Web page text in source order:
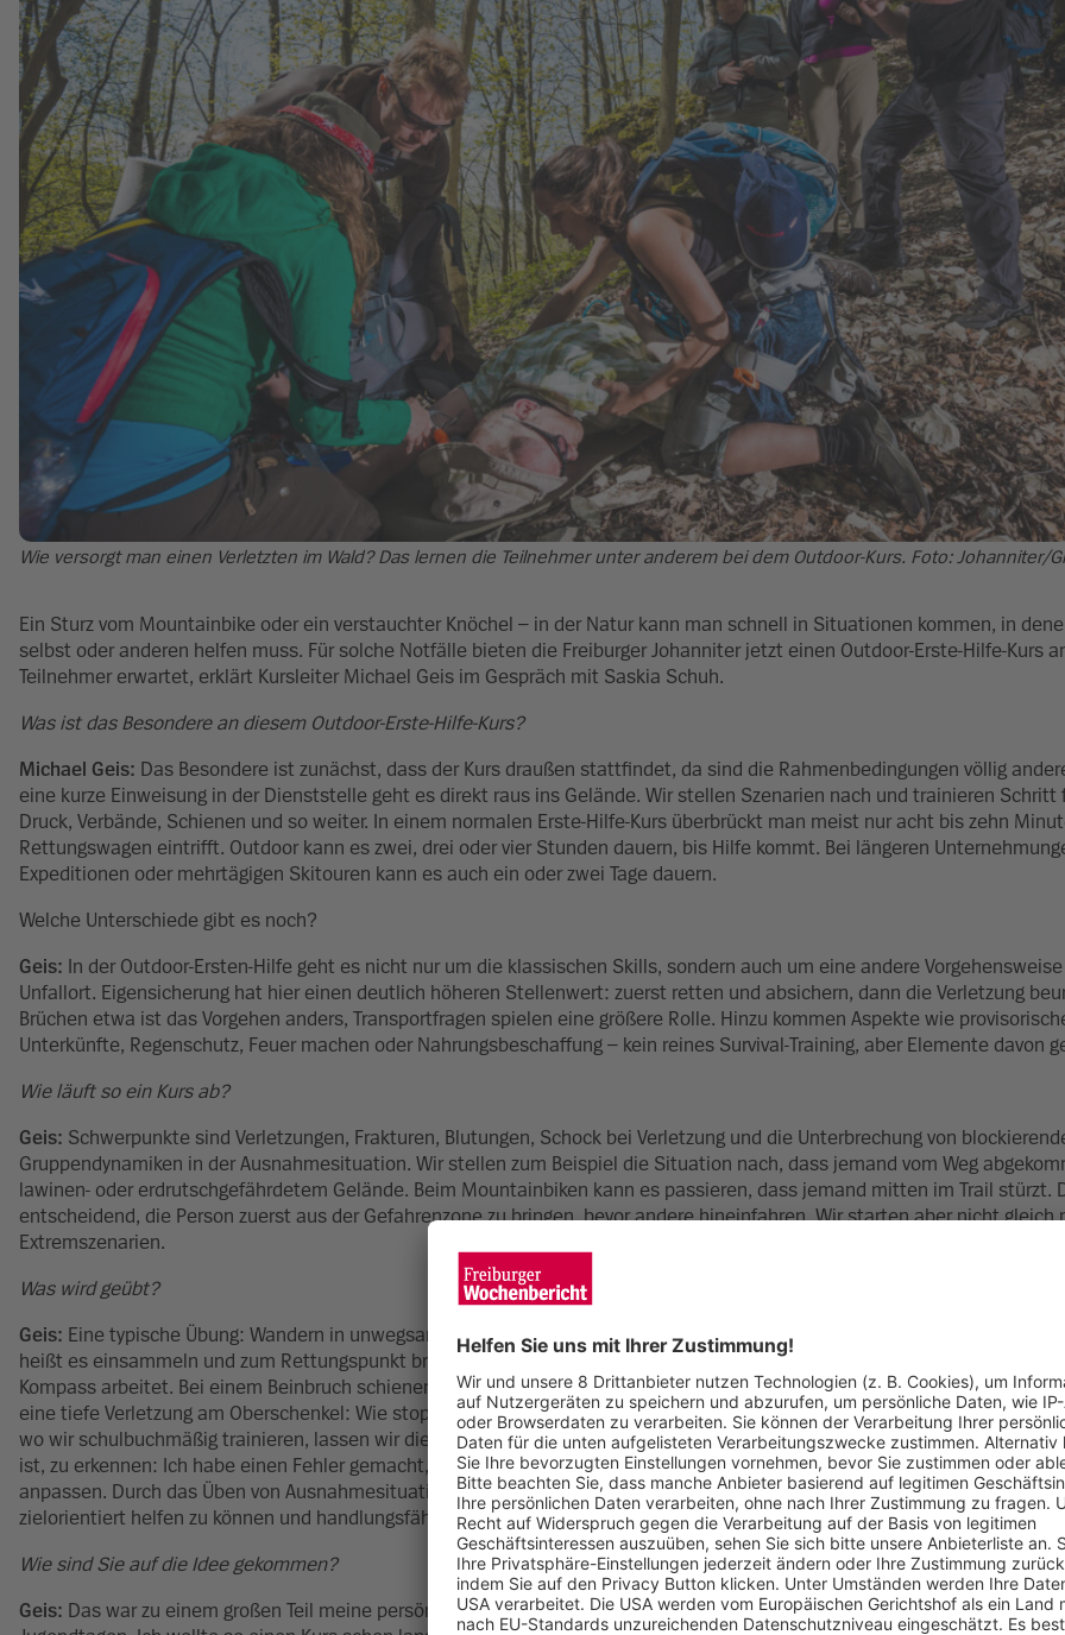
Wie versorgt man einen Verletzten im Wald? Das lernen die Teilnehmer unter anderem bei dem Outdoor-Kurs. Foto: Johanniter/
Ein Sturz vom Mountainbike oder ein verstauchter Knöchel – in der Natur kann man schnell in Situationen kommen, in
selbst oder anderen helfen muss. Für solche Notfälle bieten die Freiburger Johanniter jetzt einen Outdoor-Erste-Hilfe-Kurs
Teilnehmer erwartet, erklärt Kursleiter Michael Geis im Gespräch mit Saskia Schuh.
Was ist das Besondere an diesem Outdoor-Erste-Hilfe-Kurs?
Michael Geis: Das Besondere ist zunächst, dass der Kurs draußen stattfindet, da sind die Rahmenbedingungen völlig
eine kurze Einweisung in der Dienststelle geht es direkt raus ins Gelände. Wir stellen Szenarien nach und trainieren Schritt
Druck, Verbände, Schienen und so weiter. In einem normalen Erste-Hilfe-Kurs überbrückt man meist nur acht bis zehn
Rettungswagen eintrifft. Outdoor kann es zwei, drei oder vier Stunden dauern, bis Hilfe kommt. Bei längeren
Expeditionen oder mehrtägigen Skitouren kann es auch ein oder zwei Tage dauern.
Welche Unterschiede gibt es noch?
Geis: In der Outdoor-Ersten-Hilfe geht es nicht nur um die klassischen Skills, sondern auch um eine andere
Unfallort. Eigensicherung hat hier einen deutlich höheren Stellenwert: zuerst retten und absichern, dann die Verletzung
Brüchen etwa ist das Vorgehen anders, Transportfragen spielen eine größere Rolle. Hinzu kommen Aspekte wie
Unterkünfte, Regenschutz, Feuer machen oder Nahrungsbeschaffung – kein reines Survival-Training, aber Elemente davon
Wie läuft so ein Kurs ab?
Geis: Schwerpunkte sind Verletzungen, Frakturen, Blutungen, Schock bei Verletzung und die Unterbrechung von
Gruppendynamiken in der Ausnahmesituation. Wir stellen zum Beispiel die Situation nach, dass jemand vom Weg
lawinen- oder erdrutschgefährdetem Gelände. Beim Mountainbiken kann es passieren, dass jemand mitten im Trail stürzt.
entscheidend, die Person zuerst aus der Gefahrenzone zu bringen, bevor andere hineinfahren. Wir starten aber nicht gleich
Extremszenarien.
Was wird geübt?
Geis: Eine typische Übung: Wandern in unwegsamem Gelände, eine Person kann wegen einer Verstauchung nicht mehr
heißt es einsammeln und zum Rettungspunkt bringen. Wir üben, wie man Rettungspunkte findet, Karten offline liest und
Kompass arbeitet. Bei einem Beinbruch schienen wir so, dass Transport möglich ist. Jemand stürzt einen Hang hinab, ein
eine tiefe Verletzung am Oberschenkel: Wie stoppe ich die Blutung? Solche Situationen üben wir intensiv. Anders als im
wo wir schulbuchmäßig trainieren, lassen wir die Teilnehmenden selbst handeln. Fehler sind nicht schlimm, sie passieren.
ist, zu erkennen: Ich habe einen Fehler gemacht, jetzt muss ich darauf reagieren, also anders versorgen, anders
anpassen. Durch das Üben von Ausnahmesituationen wollen wir den Teilnehmern die Sicherheit vermitteln, in solchen
zielorientiert helfen zu können und handlungsfähig zu bleiben. Das Wichtigste ist zu handeln.
Wie sind Sie auf die Idee gekommen?
Geis: Das war zu einem großen Teil meine persönliche Motivation. Survival-Techniken und Outdoor-Erste-Hilfe beschäftigen